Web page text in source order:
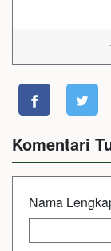
Komentari
Nama